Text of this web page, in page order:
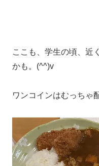
ここも、学生の頃、近
かも。(^^)v
ワンコインはむっちゃ